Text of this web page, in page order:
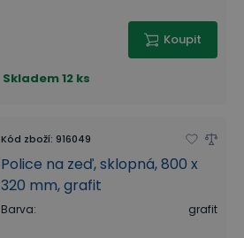
Koupit
Skladem12 ks
Kód zboží: 916049
Police na zeď, sklopná, 800 x
320 mm, grafit
Barva: grafit